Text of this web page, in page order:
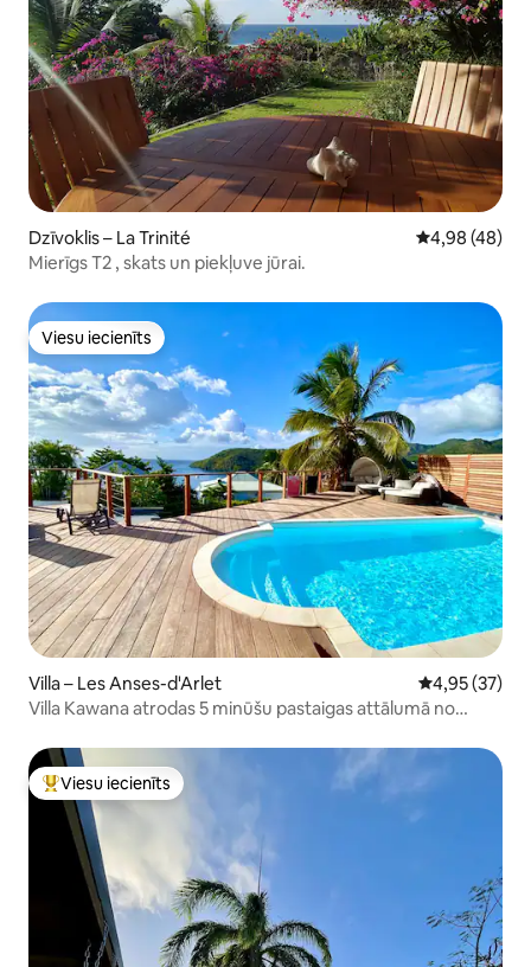
Dzīvoklis – La Trinité Vidējais
4,98 (48)
Mierīgs T2 , skats un piekļuve jūrai.
Viesu iecienīts
Viesu iecienīts
Villa – Les Anses-d'Arlet Vidējais
4,95 (37)
Villa Kawana atrodas 5 minūšu pastaigas attālumā no
Populārs viesu iecienīts mājoklis
Viesu iecienīts